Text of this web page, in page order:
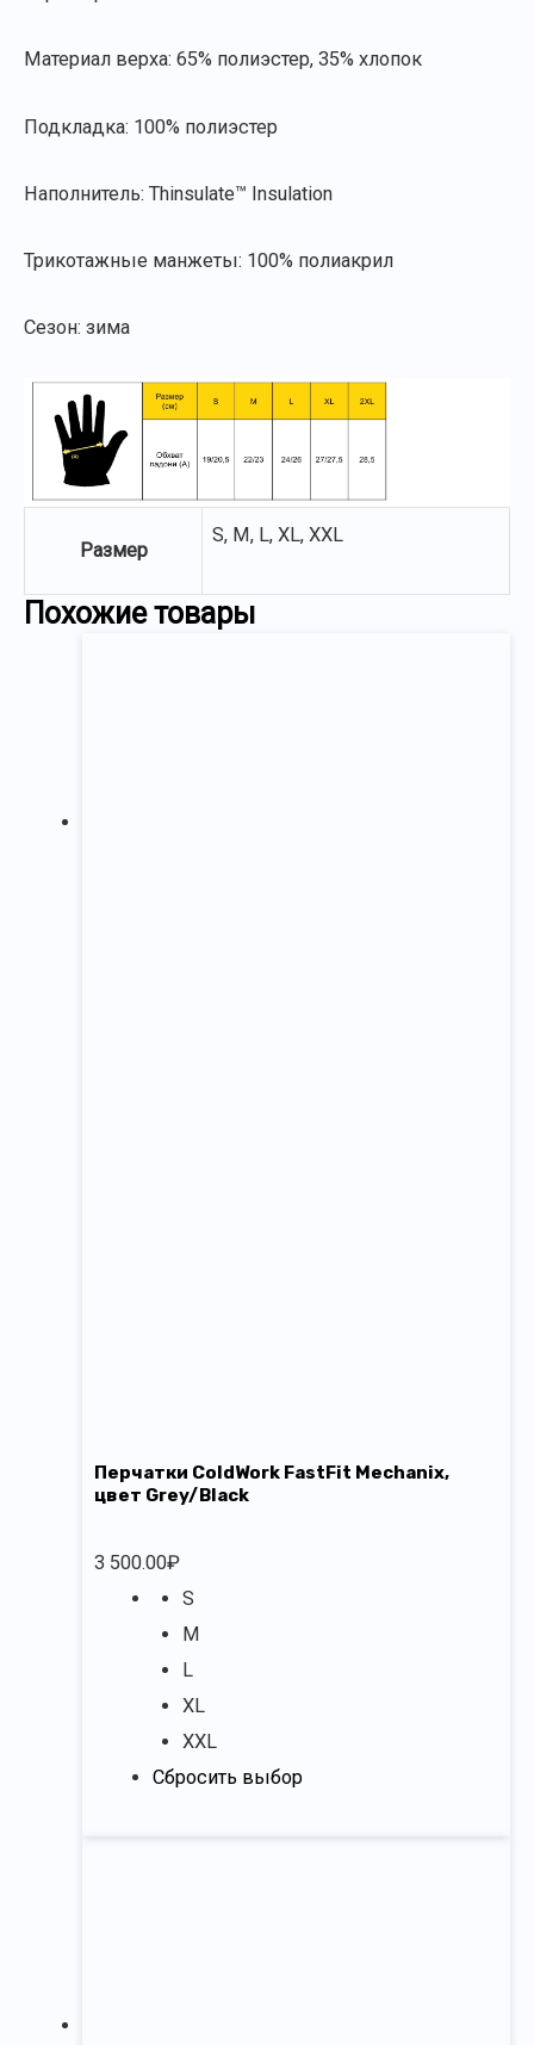
Материал верха: 65% полиэстер, 35% хлопок
Подкладка: 100% полиэстер
Наполнитель: Thinsulate™ Insulation
Трикотажные манжеты: 100% полиакрил
Сезон: зима
Размер
S, M, L, XL, XXL
Похожие товары
Перчатки СoldWork FastFit Mechanix,
цвет Grey/Black
3 500.00₽
S
M
L
XL
XXL
Сбросить выбор